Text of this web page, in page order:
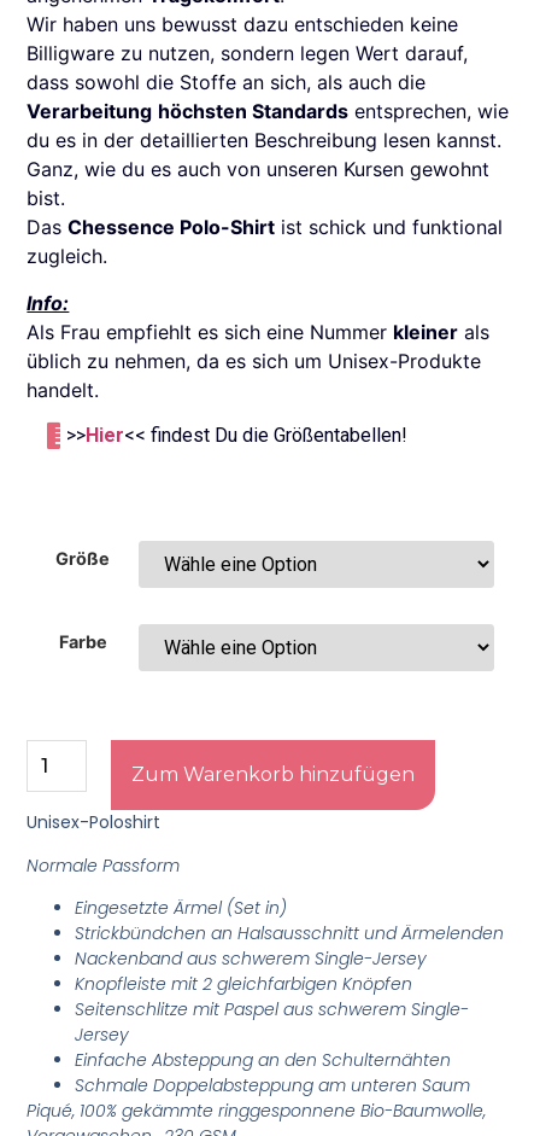
Wir haben uns bewusst dazu entschieden keine
Billigware zu nutzen, sondern legen Wert darauf,
dass sowohl die Stoffe an sich, als auch die
Verarbeitung höchsten Standards entsprechen, wie
du es in der detaillierten Beschreibung lesen kannst.
Ganz, wie du es auch von unseren Kursen gewohnt
bist.
DasChessence Polo-Shirt ist schick und funktional
zugleich.
Info:
Als Frau empfiehlt es sich eine Nummer kleiner als
üblich zu nehmen, da es sich um Unisex-Produkte
handelt.
>>Hier<< findest Du die Größentabellen!
Größe
Farbe
Zum Warenkorb hinzufügen
Unisex-Poloshirt
Normale Passform
Eingesetzte Ärmel (Set in)
Strickbündchen an Halsausschnitt und Ärmelenden
Nackenband aus schwerem Single-Jersey
Knopfleiste mit 2 gleichfarbigen Knöpfen
Seitenschlitze mit Paspel aus schwerem Single-
Jersey
Einfache Absteppung an den Schulternähten
Schmale Doppelabsteppung am unteren Saum
Piqué, 100% gekämmte ringgesponnene Bio-Baumwolle,